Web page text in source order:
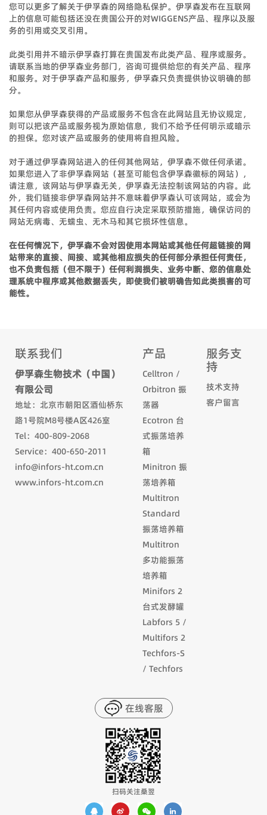
您可以更多了解关于伊孚森的网络隐私保护。伊孚森发布在互联网
上的信息可能包括还没在贵国公开的对WIGGENS产品、程序以及服
务的引用或交叉引用。
此类引用并不暗示伊孚森打算在贵国发布此类产品、程序或服务。
请联系当地的伊孚森业务部门，咨询可提供给您的有关产品、程序
和服务。对于伊孚森产品和服务，伊孚森只负责提供协议明确的部
分。
如果您从伊孚森获得的产品或服务不包含在此网站且无协议规定，
则可以把该产品或服务视为原始信息，我们不给予任何明示或暗示
的担保。您对该产品或服务的使用将自担风险。
对于通过伊孚森网站进入的任何其他网站，伊孚森不做任何承诺。
如果您进入了非伊孚森网站（甚至可能包含伊孚森徽标的网站），
请注意，该网站与伊孚森无关，伊孚森无法控制该网站的内容。此
外，我们链接非伊孚森网站并不意味着伊孚森认可该网站，或会为
其任何内容或使用负责。您应自行决定采取预防措施，确保访问的
网站无病毒、无蠕虫、无木马和其它损坏性信息。
在任何情况下，伊孚森不会对因使用本网站或其他任何超链接的网
站带来的直接、间接、或其他相应损失的任何部分承担任何责任，
也不负责包括（但不限于）任何利润损失、业务中断、您的信息处
理系统中程序或其他数据丢失，即使我们被明确告知此类损害的可
能性。
联系我们
伊孚森生物技术（中国）
有限公司
地址：北京市朝阳区酒仙桥东
路1号院M8号楼A区426室
Tel：400-809-2068
Service：400-650-2011
info@infors-ht.com.cn
www.infors-ht.com.cn
产品
Celltron /
Orbitron 振
荡器
Ecotron 台
式振荡培养
箱
Minitron 振
荡培养箱
Multitron
Standard
振荡培养箱
Multitron
多功能振荡
培养箱
Minifors 2
台式发酵罐
Labfors 5 /
Multifors 2
Techfors-S
/ Techfors
服务支
持
技术支持
客户留言
在线客服
扫码关注桑翌